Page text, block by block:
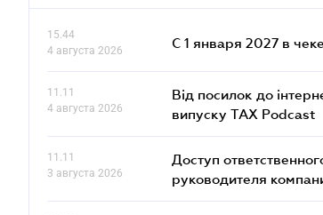
15.44
4 августа 2026
С 1 января 2027 в
11.11
4 августа 2026
Від посилок до
випуску TAX Podcast
11.11
3 августа 2026
Доступ
руководителя